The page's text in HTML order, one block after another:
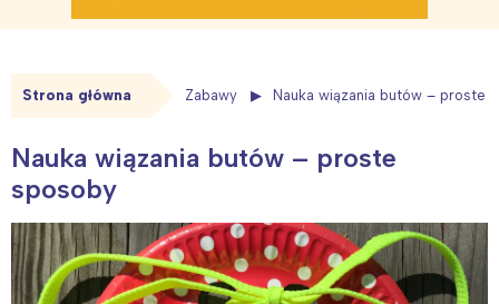
Strona główna Zabawy Nauka wiązania butów – proste
Nauka wiązania butów – proste
sposoby